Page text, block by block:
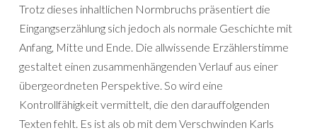
Trotz dieses inhaltlichen Normbruchs präsentiert die
Eingangserzählung sich jedoch als normale Geschichte mit
Anfang, Mitte und Ende. Die allwissende Erzählerstimme
gestaltet einen zusammenhängenden Verlauf aus einer
übergeordneten Perspektive. So wird eine
Kontrollfähigkeit vermittelt, die den darauffolgenden
Texten fehlt. Es ist als ob mit dem Verschwinden Karls